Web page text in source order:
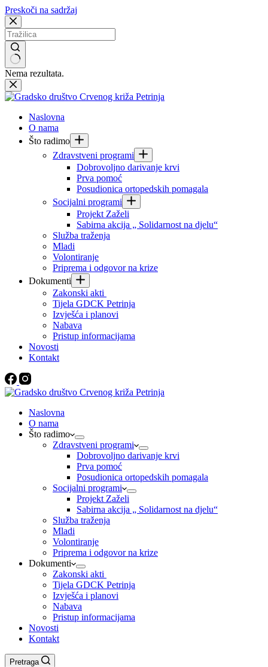
Preskoči na sadržaj
Nema rezultata.
Naslovna
O nama
Što radimo
Zdravstveni programi
Dobrovoljno darivanje krvi
Prva pomoć
Posudionica ortopedskih pomagala
Socijalni programi
Projekt Zaželi
Sabirna akcija „ Solidarnost na djelu“
Služba traženja
Mladi
Volontiranje
Priprema i odgovor na krize
Dokumenti
Zakonski akti
Tijela GDCK Petrinja
Izvješća i planovi
Nabava
Pristup informacijama
Novosti
Kontakt
Naslovna
O nama
Što radimo
Zdravstveni programi
Dobrovoljno darivanje krvi
Prva pomoć
Posudionica ortopedskih pomagala
Socijalni programi
Projekt Zaželi
Sabirna akcija „ Solidarnost na djelu“
Služba traženja
Mladi
Volontiranje
Priprema i odgovor na krize
Dokumenti
Zakonski akti
Tijela GDCK Petrinja
Izvješća i planovi
Nabava
Pristup informacijama
Novosti
Kontakt
Pretraga